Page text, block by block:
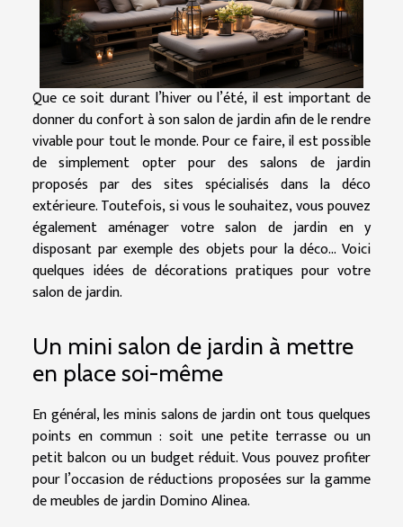
Que ce soit durant l’hiver ou l’été, il est important de
donner du confort à son salon de jardin afin de le rendre
vivable pour tout le monde. Pour ce faire, il est possible
de simplement opter pour des salons de jardin
proposés par des sites spécialisés dans la déco
extérieure. Toutefois, si vous le souhaitez, vous pouvez
également aménager votre salon de jardin en y
disposant par exemple des objets pour la déco… Voici
quelques idées de décorations pratiques pour votre
salon de jardin.
Un mini salon de jardin à mettre
en place soi-même
En général, les minis salons de jardin ont tous quelques
points en commun : soit une petite terrasse ou un
petit balcon ou un budget réduit. Vous pouvez profiter
pour l’occasion de réductions proposées sur la gamme
de meubles de jardin Domino Alinea.